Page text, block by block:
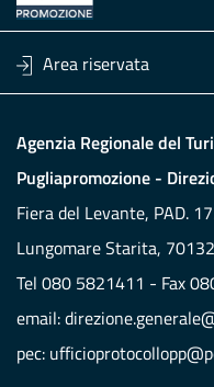
Area riservata
Agenzia Regionale del
Pugliapromozione -
Fiera del Levante, PAD.
Lungomare Starita,
Tel 080 5821411 - Fax
email:
pec: